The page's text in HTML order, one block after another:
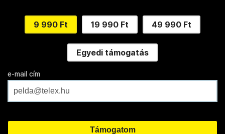
9 990 Ft 19 990 Ft 49 990 Ft
Egyedi támogatás
e-mail cím